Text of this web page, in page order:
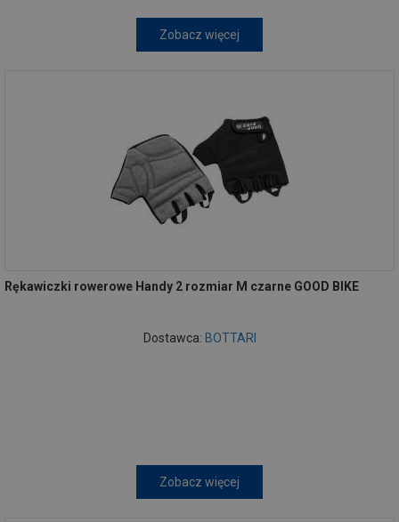
Zobacz więcej
Rękawiczki rowerowe Handy 2 rozmiar M czarne GOOD BIKE
Dostawca: BOTTARI
Zobacz więcej